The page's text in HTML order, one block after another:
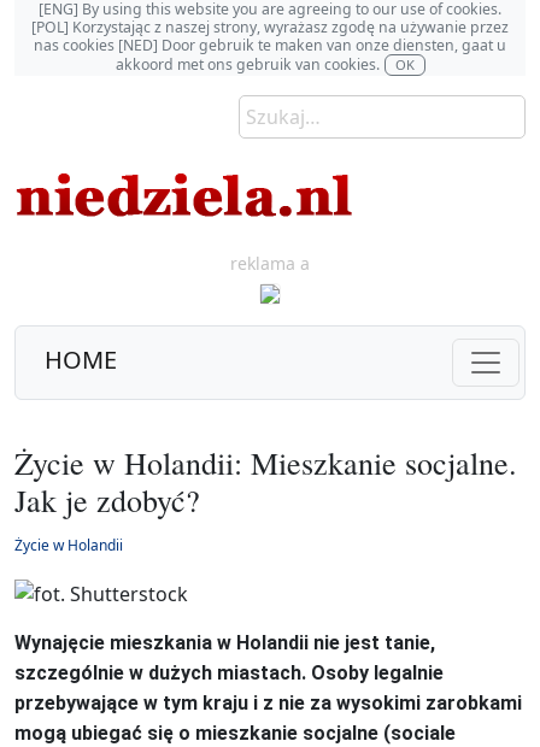
[ENG] By using this website you are agreeing to our use of cookies.
[POL] Korzystając z naszej strony, wyrażasz zgodę na używanie przez
nas cookies [NED] Door gebruik te maken van onze diensten, gaat u
akkoord met ons gebruik van cookies.
OK
reklama a
HOME
Życie w Holandii: Mieszkanie socjalne.
Jak je zdobyć?
Życie w Holandii
Wynajęcie mieszkania w Holandii nie jest tanie,
szczególnie w dużych miastach. Osoby legalnie
przebywające w tym kraju i z nie za wysokimi zarobkami
mogą ubiegać się o mieszkanie socjalne (sociale